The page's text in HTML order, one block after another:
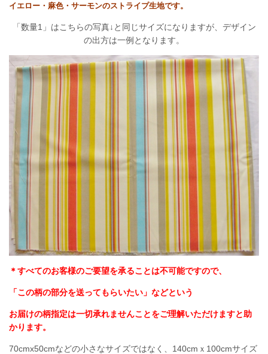
イエロー・麻色・サーモンのストライプ生地です。
「数量1」はこちらの写真↓と同じサイズになりますが、デザイン
の出方は一例となります。
＊すべてのお客様のご要望を承ることは不可能ですので、
「この柄の部分を送ってもらいたい」などという
お届けの柄指定は一切承れませんことをご理解いただけますと助
かります。
70cmx50cmなどの小さなサイズではなく、140cmｘ100cmサイズ